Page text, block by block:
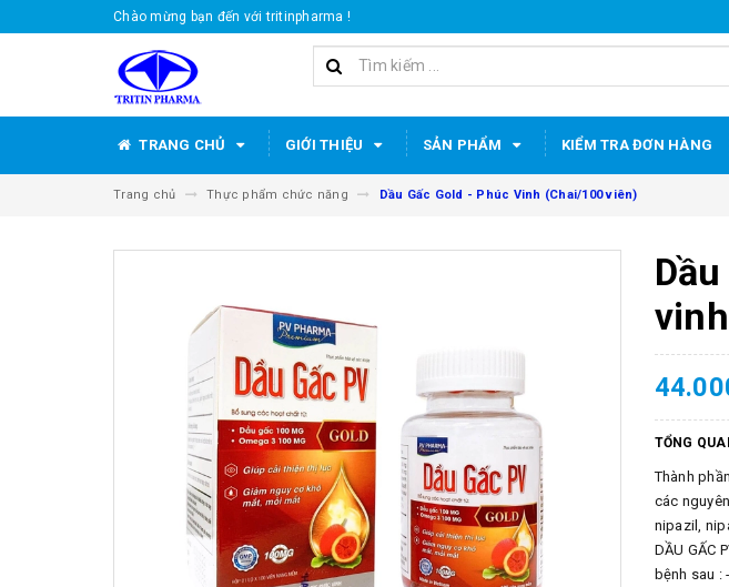
Chào mừng bạn đến với tritinpharma !
TRANG CHỦ GIỚI THIỆU SẢN PHẨM KIỂM TRA ĐƠN HÀNG
Trang chủ Thực phẩm chức năng Dầu Gấc Gold - Phúc Vinh (Chai/100 viên)
TỔNG
Thành
các
nipazil,
DẦU GẤC
bệnh sau :